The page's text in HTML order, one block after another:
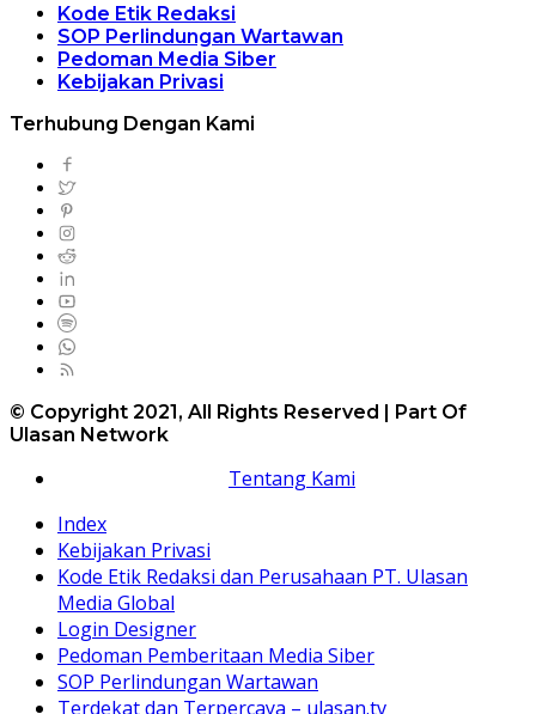
Kode Etik Redaksi
SOP Perlindungan Wartawan
Pedoman Media Siber
Kebijakan Privasi
Terhubung Dengan Kami
© Copyright 2021, All Rights Reserved | Part Of
Ulasan Network
Tentang Kami
Index
Kebijakan Privasi
Kode Etik Redaksi dan Perusahaan PT. Ulasan
Media Global
Login Designer
Pedoman Pemberitaan Media Siber
SOP Perlindungan Wartawan
Terdekat dan Terpercaya – ulasan.tv